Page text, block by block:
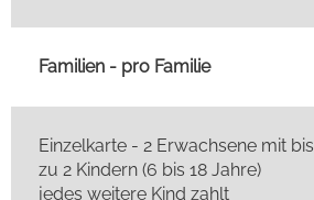
Familien - pro Familie
Einzelkarte - 2 Erwachsene mit bis
zu 2 Kindern (6 bis 18 Jahre)
jedes weitere Kind zahlt